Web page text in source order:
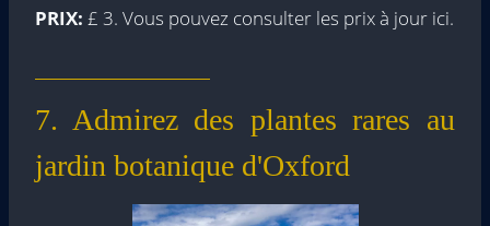
PRIX: £ 3. Vous pouvez consulter les prix à jour ici.
7. Admirez des plantes rares au
jardin botanique d'Oxford